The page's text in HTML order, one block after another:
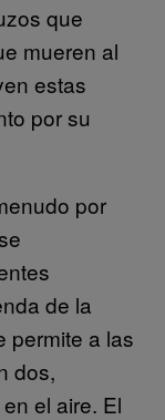
que
mueren al
estas
por su
por
de la
permite a las
dos,
el aire. El